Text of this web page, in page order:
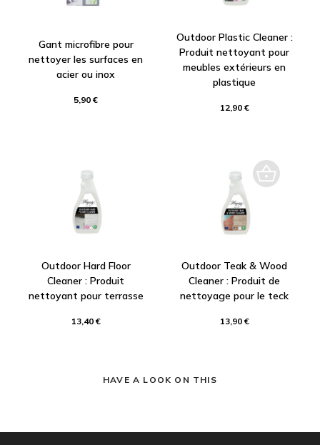
Gant microfibre pour
nettoyer les surfaces en
acier ou inox
5,90 €
Outdoor Plastic Cleaner :
Produit nettoyant pour
meubles extérieurs en
plastique
12,90 €
Outdoor Hard Floor
Cleaner : Produit
nettoyant pour terrasse
13,40 €
Outdoor Teak & Wood
Cleaner : Produit de
nettoyage pour le teck
13,90 €
HAVE A LOOK ON THIS